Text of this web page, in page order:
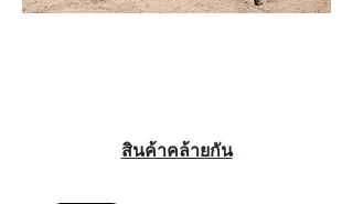
สินค้าคล้ายกัน